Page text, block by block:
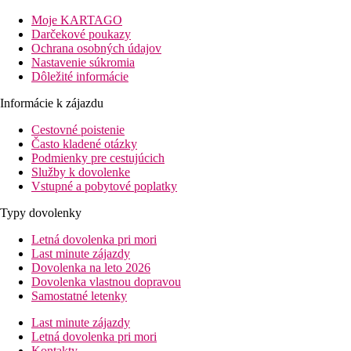
ostrovnej architektúry. Hostia si tiež môžu vychutnať krásny
výhľad na mesto a oceán zo strešnej terasy s barom a bazénom.
Vzdialenosť
pláže: 700 m
centrá: 0 m
Popis izby
Dvojposteľová izba, Deluxe
TV/sat.
telefón
trezor (zadarmo)
minibar
kúpeľňa/WC (sušič vlasov, župan a papuče)
set na prípravu kávy a čaju
Ostatné typy izieb(pokiaľ nie je uvedené inak, majú izby
Moje KARTAGO
Darčekové poukazy
Ochrana osobných údajov
Nastavenie súkromia
Dôležité informácie
Informácie k zájazdu
Cestovné poistenie
Často kladené otázky
Podmienky pre cestujúcich
Služby k dovolenke
Vstupné a pobytové poplatky
Typy dovolenky
Letná dovolenka pri mori
Last minute zájazdy
Dovolenka na leto 2026
Dovolenka vlastnou dopravou
Samostatné letenky
Last minute zájazdy
Letná dovolenka pri mori